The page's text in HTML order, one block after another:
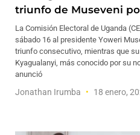
triunfo de Museveni
La Comisión Electoral de Uganda
sábado 16 al presidente Yoweri
triunfo consecutivo, mientras que
Kyagualanyi, más conocido por su
anunció
Jonathan Irumba 18 enero,